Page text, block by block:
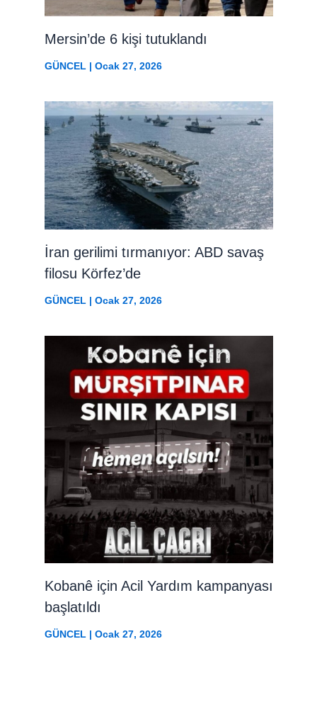
Mersin’de 6 kişi tutuklandı
GÜNCEL | Ocak 27, 2026
İran gerilimi tırmanıyor: ABD savaş
filosu Körfez’de
GÜNCEL | Ocak 27, 2026
Kobanê için Acil Yardım kampanyası
başlatıldı
GÜNCEL | Ocak 27, 2026